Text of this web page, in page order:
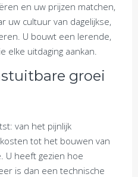
en uw prijzen matchen,
uw cultuur van dagelijkse,
U bouwt een lerende,
elke uitdaging aankan.
groei
van het pijnlijk
tot het bouwen van
U heeft gezien hoe
is dan een technische